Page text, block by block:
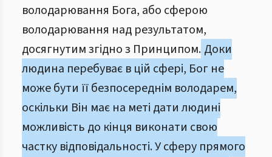
володарювання Бога, або сферою
володарювання над результатом,
досягнутим згідно з Принципом. Доки
людина перебуває в цій сфері, Бог не
може бути її безпосереднім володарем,
оскільки Він має на меті дати людині
можливість до кінця виконати свою
частку відповідальності. У сферу прямого